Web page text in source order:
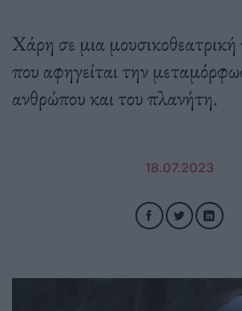
Χάρη σε μια
που αφηγείται την
ανθρώπου και του πλανήτη.
18.07.2023